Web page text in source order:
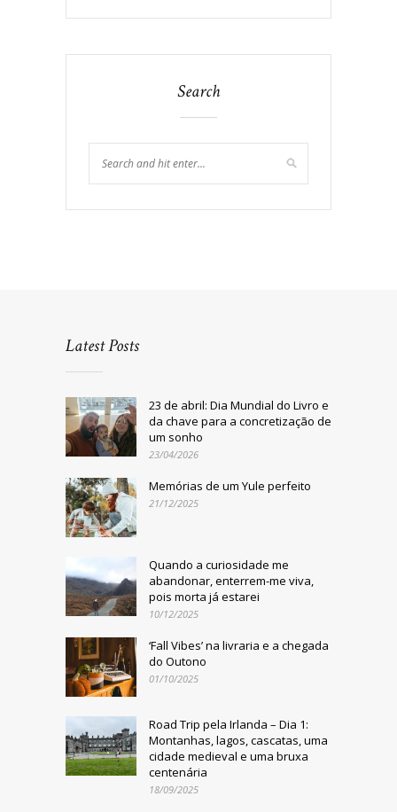
Search
Latest Posts
23 de abril: Dia Mundial do Livro e
da chave para a concretização de
um sonho
23/04/2026
Memórias de um Yule perfeito
21/12/2025
Quando a curiosidade me
abandonar, enterrem-me viva,
pois morta já estarei
10/12/2025
‘Fall Vibes’ na livraria e a chegada
do Outono
01/10/2025
Road Trip pela Irlanda – Dia 1:
Montanhas, lagos, cascatas, uma
cidade medieval e uma bruxa
centenária
18/09/2025